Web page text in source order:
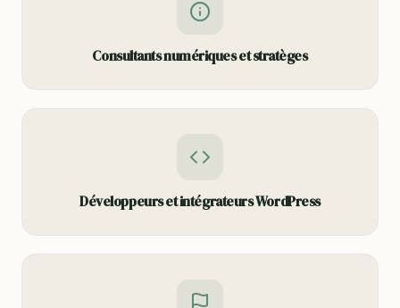
Consultants numériques et stratèges
Développeurs et intégrateurs WordPress